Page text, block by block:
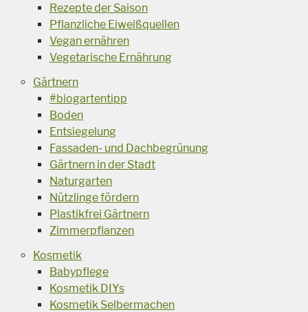
Rezepte der Saison
Pflanzliche Eiweißquellen
Vegan ernähren
Vegetarische Ernährung
Gärtnern
#biogartentipp
Boden
Entsiegelung
Fassaden- und Dachbegrünung
Gärtnern in der Stadt
Naturgarten
Nützlinge fördern
Plastikfrei Gärtnern
Zimmerpflanzen
Kosmetik
Babypflege
Kosmetik DIYs
Kosmetik Selbermachen